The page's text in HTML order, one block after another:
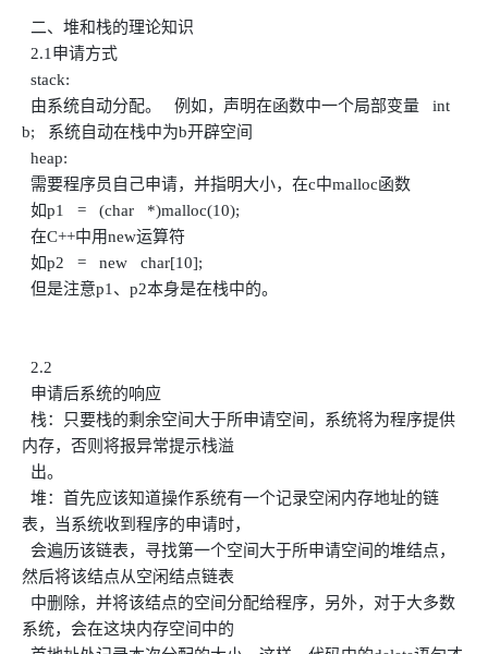
二、堆和栈的理论知识
2.1申请方式
stack:
由系统自动分配。 例如，声明在函数中一个局部变量 int
b; 系统自动在栈中为b开辟空间
heap:
需要程序员自己申请，并指明大小，在c中malloc函数
如p1 = (char *)malloc(10);
在C++中用new运算符
如p2 = new char[10];
但是注意p1、p2本身是在栈中的。
2.2
申请后系统的响应
栈：只要栈的剩余空间大于所申请空间，系统将为程序提供
内存，否则将报异常提示栈溢
出。
堆：首先应该知道操作系统有一个记录空闲内存地址的链
表，当系统收到程序的申请时，
会遍历该链表，寻找第一个空间大于所申请空间的堆结点，
然后将该结点从空闲结点链表
中删除，并将该结点的空间分配给程序，另外，对于大多数
系统，会在这块内存空间中的